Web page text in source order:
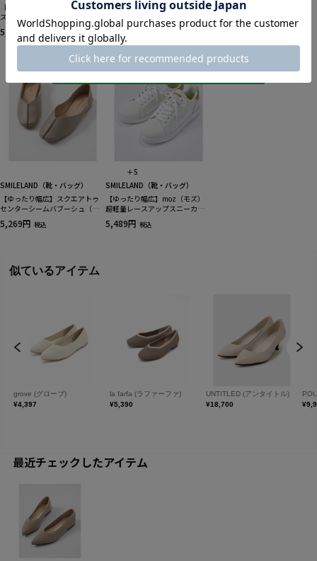
【ゆったり幅広】メタルパーツ
スクエアトゥパンプス（低反発
中敷）（ワイズ４E）
5,489円 税込
【ゆったり幅広】超軽量ニット
ズ４E）
3,839円
【ゆったり幅広】ニットデザイ
E）
SMILELAND（靴・バッグ）
【ゆったり幅広】スクエアトゥ
センターシームバブーシュ（低
反発中敷）（ワイズ４E）
5,269円 税込
＋5
SMILELAND（靴・バッグ）
【ゆったり幅広】moz（モズ）
超軽量レースアップスニーカー
（ワイズ４E）
5,489円 税込
最近チェックしたアイテム